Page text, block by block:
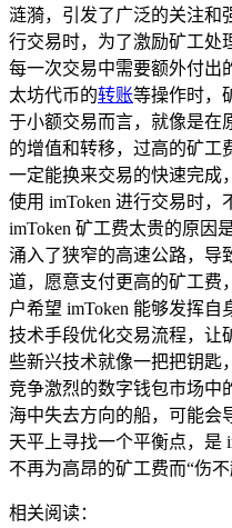
涟漪，引发了广泛的关注和
行交易时，为了激励矿工处
每一次交易中需要额外付出
太坊代币的转账等操作时，
于小额交易而言，就像是在
的增值和转移，过高的矿工
一定能换来交易的快速完成
使用 imToken 进行交易时
imToken 矿工费太贵的原因
涌入了狭窄的高速公路，导
道，愿意支付更高的矿工费
户希望 imToken 能够发挥
技术手段优化交易流程，让
些新兴技术就像一把把钥匙
竞争激烈的数字钱包市场中
海中失去方向的船，可能会
天平上寻找一个平衡点，是
不再为高昂的矿工费而“伤
相关阅读：